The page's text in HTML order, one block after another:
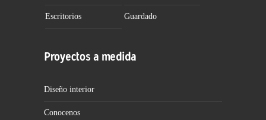
Escritorios Guardado
Proyectos a medida
Diseño interior
Conocenos